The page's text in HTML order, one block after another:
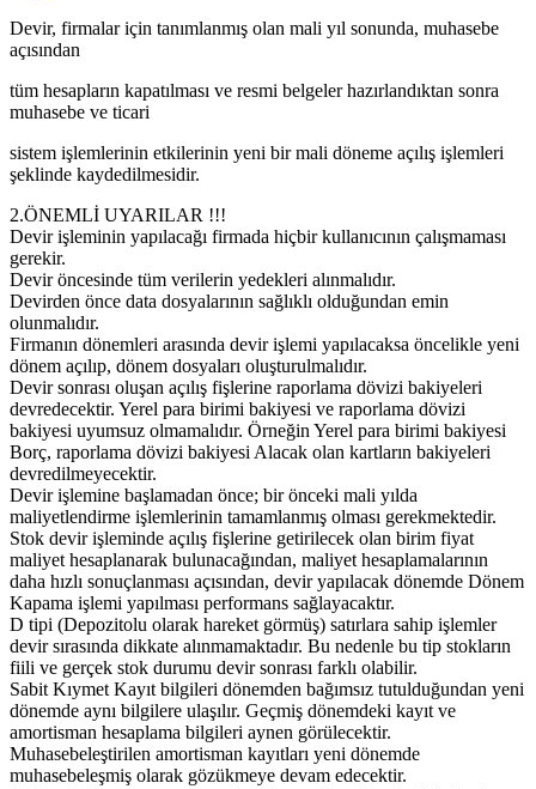
Devir, firmalar için tanımlanmış olan mali yıl sonunda, muhasebe
açısından
tüm hesapların kapatılması ve resmi belgeler hazırlandıktan sonra
muhasebe ve ticari
sistem işlemlerinin etkilerinin yeni bir mali döneme açılış işlemleri
şeklinde kaydedilmesidir.
2.ÖNEMLİ UYARILAR !!!
Devir işleminin yapılacağı firmada hiçbir kullanıcının çalışmaması
gerekir.
Devir öncesinde tüm verilerin yedekleri alınmalıdır.
Devirden önce data dosyalarının sağlıklı olduğundan emin
olunmalıdır.
Firmanın dönemleri arasında devir işlemi yapılacaksa öncelikle yeni
dönem açılıp, dönem dosyaları oluşturulmalıdır.
Devir sonrası oluşan açılış fişlerine raporlama dövizi bakiyeleri
devredecektir. Yerel para birimi bakiyesi ve raporlama dövizi
bakiyesi uyumsuz olmamalıdır. Örneğin Yerel para birimi bakiyesi
Borç, raporlama dövizi bakiyesi Alacak olan kartların bakiyeleri
devredilmeyecektir.
Devir işlemine başlamadan önce; bir önceki mali yılda
maliyetlendirme işlemlerinin tamamlanmış olması gerekmektedir.
Stok devir işleminde açılış fişlerine getirilecek olan birim fiyat
maliyet hesaplanarak bulunacağından, maliyet hesaplamalarının
daha hızlı sonuçlanması açısından, devir yapılacak dönemde Dönem
Kapama işlemi yapılması performans sağlayacaktır.
D tipi (Depozitolu olarak hareket görmüş) satırlara sahip işlemler
devir sırasında dikkate alınmamaktadır. Bu nedenle bu tip stokların
fiili ve gerçek stok durumu devir sonrası farklı olabilir.
Sabit Kıymet Kayıt bilgileri dönemden bağımsız tutulduğundan yeni
dönemde aynı bilgilere ulaşılır. Geçmiş dönemdeki kayıt ve
amortisman hesaplama bilgileri aynen görülecektir.
Muhasebeleştirilen amortisman kayıtları yeni dönemde
muhasebeleşmiş olarak gözükmeye devam edecektir.